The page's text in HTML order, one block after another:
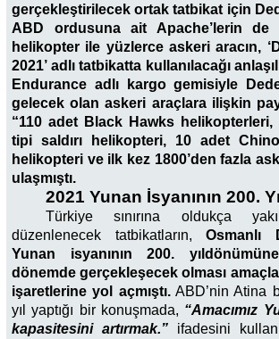
gerçekleştirilecek ortak tatbikat için
ABD ordusuna ait Apache’lerin de
helikopter ile yüzlerce askeri aracın,
2021’ adlı tatbikatta kullanılacağı
Endurance adlı kargo gemisiyle
gelecek olan askeri araçlara ilişkin
“110 adet Black Hawks
tipi saldırı helikopteri, 10 adet
helikopteri ve ilk kez 1800’den fazla
ulaşmıştı.
2021 Yunan İsyanının 200.
Türkiye sınırına oldukça
düzenlenecek tatbikatların, Osmanlı
Yunan isyanının 200.
dönemde gerçekleşecek olması
işaretlerine yol açmıştı.ABD’nin Atina
yıl yaptığı bir konuşmada, “Amacımız
kapasitesini artırmak.” ifadesini